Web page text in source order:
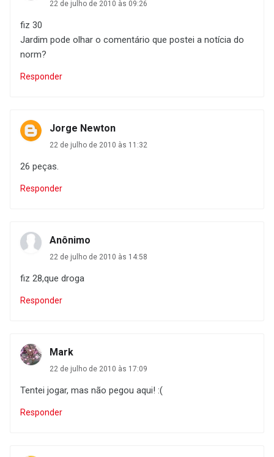
22 de julho de 2010 às 09:26
fiz 30
Jardim pode olhar o comentário que postei a notícia do
norm?
Responder
Jorge Newton
22 de julho de 2010 às 11:32
26 peças.
Responder
Anônimo
22 de julho de 2010 às 14:58
fiz 28,que droga
Responder
Mark
22 de julho de 2010 às 17:09
Tentei jogar, mas não pegou aqui! :(
Responder